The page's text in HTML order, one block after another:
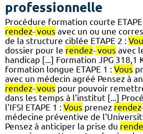
professionnelle
Procédure formation courte ETAPE
rendez- vous avec un ou une
de la structure ciblée ETAPE 2 :
dossier pour le rendez- vous avec
handicap [...] Formation JPG 318,1
formation longue ETAPE 1 : Vous
avec un médecin agréé Pensez à
rendez- vous pour pouvoir
dans les temps à l’institut [...]
l'IFSI ETAPE 1 : Vous prenez rendez
médecine préventive de
Pensez à anticiper la prise du